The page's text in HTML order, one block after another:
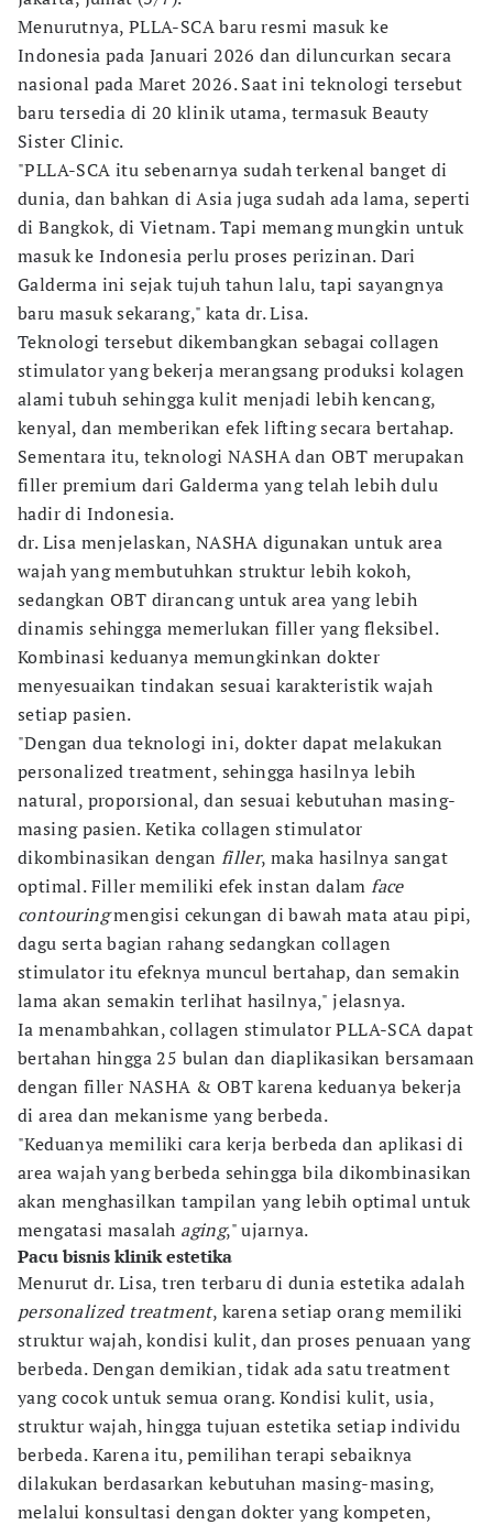
Menurutnya, PLLA-SCA baru resmi masuk ke
Indonesia pada Januari 2026 dan diluncurkan secara
nasional pada Maret 2026. Saat ini teknologi tersebut
baru tersedia di 20 klinik utama, termasuk Beauty
Sister Clinic.
"PLLA-SCA itu sebenarnya sudah terkenal banget di
dunia, dan bahkan di Asia juga sudah ada lama, seperti
di Bangkok, di Vietnam. Tapi memang mungkin untuk
masuk ke Indonesia perlu proses perizinan. Dari
Galderma ini sejak tujuh tahun lalu, tapi sayangnya
baru masuk sekarang," kata dr. Lisa.
Teknologi tersebut dikembangkan sebagai collagen
stimulator yang bekerja merangsang produksi kolagen
alami tubuh sehingga kulit menjadi lebih kencang,
kenyal, dan memberikan efek lifting secara bertahap.
Sementara itu, teknologi NASHA dan OBT merupakan
filler premium dari Galderma yang telah lebih dulu
hadir di Indonesia.
dr. Lisa menjelaskan, NASHA digunakan untuk area
wajah yang membutuhkan struktur lebih kokoh,
sedangkan OBT dirancang untuk area yang lebih
dinamis sehingga memerlukan filler yang fleksibel.
Kombinasi keduanya memungkinkan dokter
menyesuaikan tindakan sesuai karakteristik wajah
setiap pasien.
"Dengan dua teknologi ini, dokter dapat melakukan
personalized treatment, sehingga hasilnya lebih
natural, proporsional, dan sesuai kebutuhan masing-
masing pasien. Ketika collagen stimulator
dikombinasikan dengan filler, maka hasilnya sangat
optimal. Filler memiliki efek instan dalamface
contouringmengisi cekungan di bawah mata atau pipi,
dagu serta bagian rahang sedangkan collagen
stimulator itu efeknya muncul bertahap, dan semakin
lama akan semakin terlihat hasilnya," jelasnya.
Ia menambahkan, collagen stimulator PLLA-SCA dapat
bertahan hingga 25 bulan dan diaplikasikan bersamaan
dengan filler NASHA & OBT karena keduanya bekerja
di area dan mekanisme yang berbeda.
"Keduanya memiliki cara kerja berbeda dan aplikasi di
area wajah yang berbeda sehingga bila dikombinasikan
akan menghasilkan tampilan yang lebih optimal untuk
mengatasi masalah aging," ujarnya.
Pacu bisnis klinik estetika
Menurut dr. Lisa, tren terbaru di dunia estetika adalah
personalized treatment, karena setiap orang memiliki
struktur wajah, kondisi kulit, dan proses penuaan yang
berbeda. Dengan demikian, tidak ada satu treatment
yang cocok untuk semua orang. Kondisi kulit, usia,
struktur wajah, hingga tujuan estetika setiap individu
berbeda. Karena itu, pemilihan terapi sebaiknya
dilakukan berdasarkan kebutuhan masing-masing,
melalui konsultasi dengan dokter yang kompeten,